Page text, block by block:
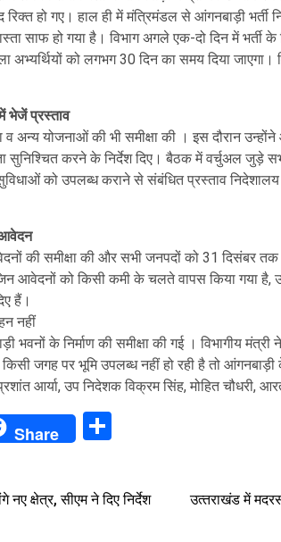
हो गए। हाल ही में मंत्रिमंडल से आंगनबाड़ी भर्ती
साफ हो गया है। विभाग अगले एक-दो दिन में भर्ती
को लगभग 30 दिन का समय दिया जाएगा।
भेजें प्रस्ताव
व अन्य योजनाओं की भी समीक्षा की । इस दौरान
सुनिश्चित करने के निर्देश दिए। बैठक में वर्चुअल जुड़े
को उपलब्ध कराने से संबंधित प्रस्ताव
आवेदन
की समीक्षा की और सभी जनपदों को 31 दिसंबर
आवेदनों को किसी कमी के चलते वापस किया गया
हैं।
नहीं
के निर्माण की समीक्षा की गई । विभागीय
जगह पर भूमि उपलब्ध नहीं हो रही है तो
आर्या, उप निदेशक विक्रम सिंह, मोहित चौधरी,
Share
क्षेत्र, सीएम ने दिए न‍िर्देश
उत्‍तराखंड में